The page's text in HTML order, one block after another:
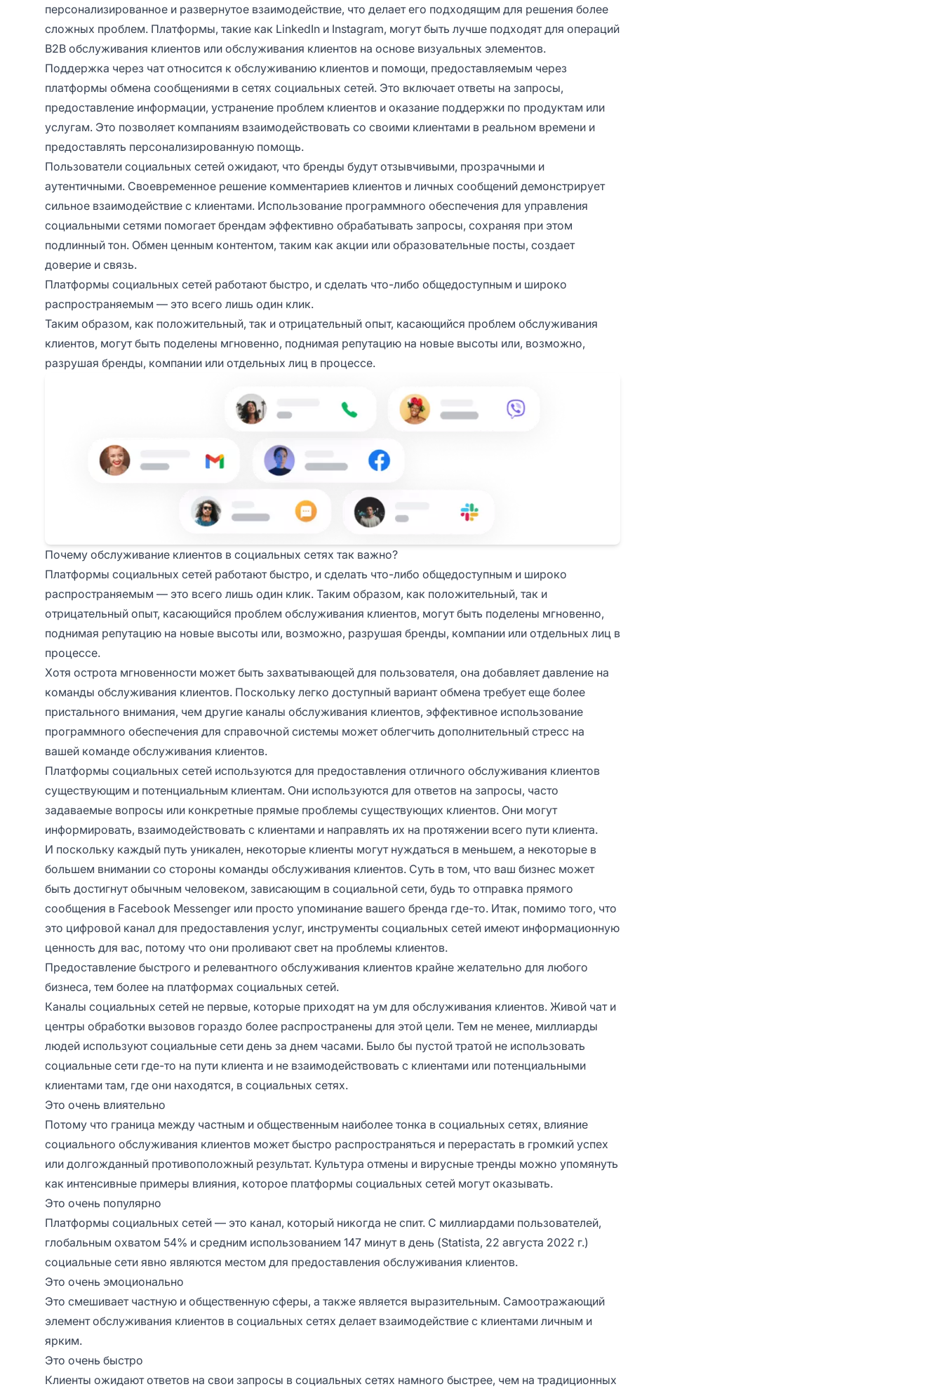
персонализированное и развернутое взаимодействие, что делает его подходящим для решения более
сложных проблем. Платформы, такие как LinkedIn и Instagram, могут быть лучше подходят для операций
B2B обслуживания клиентов или обслуживания клиентов на основе визуальных элементов.
Поддержка через чат относится к обслуживанию клиентов и помощи, предоставляемым через
платформы обмена сообщениями в сетях социальных сетей. Это включает ответы на запросы,
предоставление информации, устранение проблем клиентов и оказание поддержки по продуктам или
услугам. Это позволяет компаниям взаимодействовать со своими клиентами в реальном времени и
предоставлять персонализированную помощь.
Пользователи социальных сетей ожидают, что бренды будут отзывчивыми, прозрачными и
аутентичными. Своевременное решение комментариев клиентов и личных сообщений демонстрирует
сильное взаимодействие с клиентами. Использование программного обеспечения для управления
социальными сетями помогает брендам эффективно обрабатывать запросы, сохраняя при этом
подлинный тон. Обмен ценным контентом, таким как акции или образовательные посты, создает
доверие и связь.
Платформы социальных сетей работают быстро, и сделать что-либо общедоступным и широко
распространяемым — это всего лишь один клик.
Таким образом, как положительный, так и отрицательный опыт, касающийся проблем обслуживания
клиентов, могут быть поделены мгновенно, поднимая репутацию на новые высоты или, возможно,
разрушая бренды, компании или отдельных лиц в процессе.
Почему обслуживание клиентов в социальных сетях так важно?
Платформы социальных сетей работают быстро, и сделать что-либо общедоступным и широко
распространяемым — это всего лишь один клик. Таким образом, как положительный, так и
отрицательный опыт, касающийся проблем обслуживания клиентов, могут быть поделены мгновенно,
поднимая репутацию на новые высоты или, возможно, разрушая бренды, компании или отдельных лиц в
процессе.
Хотя острота мгновенности может быть захватывающей для пользователя, она добавляет давление на
команды обслуживания клиентов. Поскольку легко доступный вариант обмена требует еще более
пристального внимания, чем другие каналы обслуживания клиентов, эффективное использование
программного обеспечения для справочной системы может облегчить дополнительный стресс на
вашей команде обслуживания клиентов.
Платформы социальных сетей используются для предоставления отличного обслуживания клиентов
существующим и потенциальным клиентам. Они используются для ответов на запросы, часто
задаваемые вопросы или конкретные прямые проблемы существующих клиентов. Они могут
информировать, взаимодействовать с клиентами и направлять их на протяжении всего пути клиента.
И поскольку каждый путь уникален, некоторые клиенты могут нуждаться в меньшем, а некоторые в
большем внимании со стороны команды обслуживания клиентов. Суть в том, что ваш бизнес может
быть достигнут обычным человеком, зависающим в социальной сети, будь то отправка прямого
сообщения в Facebook Messenger или просто упоминание вашего бренда где-то. Итак, помимо того, что
это цифровой канал для предоставления услуг, инструменты социальных сетей имеют информационную
ценность для вас, потому что они проливают свет на проблемы клиентов.
Предоставление быстрого и релевантного обслуживания клиентов крайне желательно для любого
бизнеса, тем более на платформах социальных сетей.
Каналы социальных сетей не первые, которые приходят на ум для обслуживания клиентов. Живой чат и
центры обработки вызовов гораздо более распространены для этой цели. Тем не менее, миллиарды
людей используют социальные сети день за днем часами. Было бы пустой тратой не использовать
социальные сети где-то на пути клиента и не взаимодействовать с клиентами или потенциальными
клиентами там, где они находятся, в социальных сетях.
Это очень влиятельно
Потому что граница между частным и общественным наиболее тонка в социальных сетях, влияние
социального обслуживания клиентов может быстро распространяться и перерастать в громкий успех
или долгожданный противоположный результат. Культура отмены и вирусные тренды можно упомянуть
как интенсивные примеры влияния, которое платформы социальных сетей могут оказывать.
Это очень популярно
Платформы социальных сетей — это канал, который никогда не спит. С миллиардами пользователей,
глобальным охватом 54% и средним использованием 147 минут в день (Statista, 22 августа 2022 г.)
социальные сети явно являются местом для предоставления обслуживания клиентов.
Это очень эмоционально
Это смешивает частную и общественную сферы, а также является выразительным. Самоотражающий
элемент обслуживания клиентов в социальных сетях делает взаимодействие с клиентами личным и
ярким.
Это очень быстро
Клиенты ожидают ответов на свои запросы в социальных сетях намного быстрее, чем на традиционных